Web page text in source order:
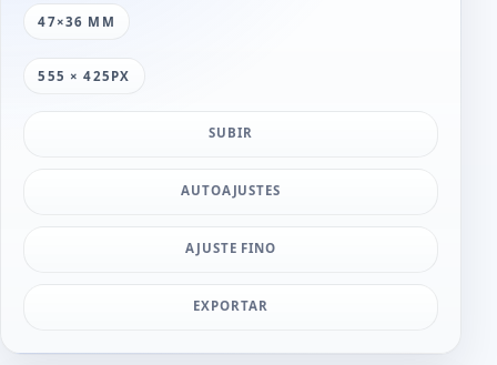
47×36 MM
555 × 425PX
SUBIR
AUTOAJUSTES
AJUSTE FINO
EXPORTAR